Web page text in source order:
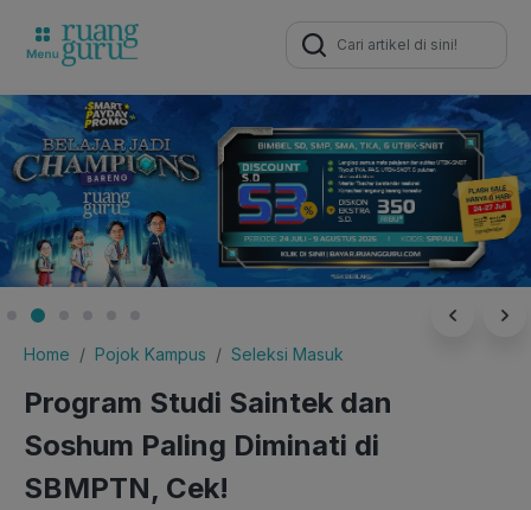
Search
for:
Home Pojok Kampus Seleksi Masuk
Program Studi Saintek dan
Soshum Paling Diminati di
SBMPTN, Cek!